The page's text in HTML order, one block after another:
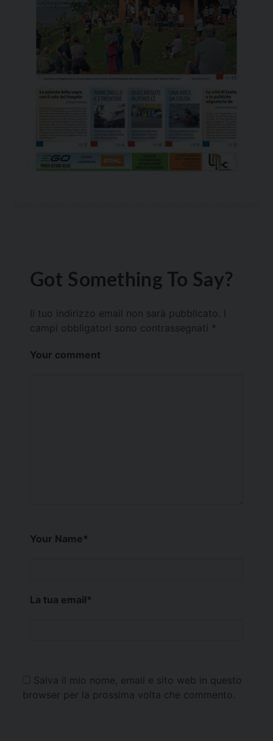
Got Something To Say?
Il tuo indirizzo email non sarà pubblicato.
campi obbligatori sono contrassegnati *
Your comment
Your Name*
La tua email*
Salva il mio nome, email e sito web in questo
browser per la prossima volta che commento.